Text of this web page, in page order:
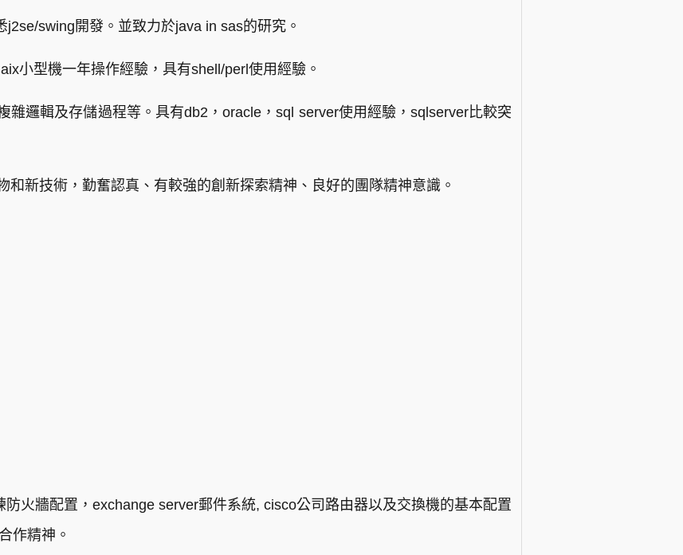
swing開發。並致力於java in sas的研究。
小型機一年操作經驗，具有shell/perl使用經驗。
雜邏輯及存儲過程等。具有db2，oracle，sql server使用經驗，sqlserver比較突
和新技術，勤奮認真、有較強的創新探索精神、良好的團隊精神意識。
火牆配置，exchange server郵件系統, cisco公司路由器以及交換機的基本配置
作精神。